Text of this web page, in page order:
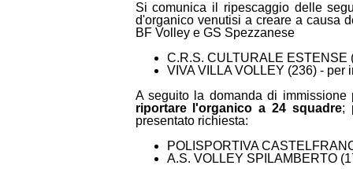
Si comunica il ripescaggio delle
d'organico venutisi a creare a causa
BF Volley e GS Spezzanese
C.R.S. CULTURALE ESTENSE
VIVA VILLA VOLLEY (236) - per
A seguito la domanda di
riportare l'organico a 24 squadre;
presentato richiesta:
POLISPORTIVA
A.S. VOLLEY SPILAMBERTO